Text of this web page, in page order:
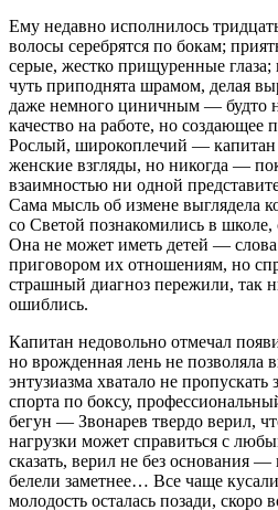
Ему недавно исполнилось
волосы серебрятся по бокам;
серые, жестко прищуренные
чуть приподнята шрамом, делая
даже немного циничным — будто
качество на работе, но
Рослый, широкоплечий — капитан
женские взгляды, но никогда —
взаимностью ни одной
Сама мысль об измене выглядела
со Светой познакомились в школе,
Она не может иметь детей — слова
приговором их отношениям, но
страшный диагноз пережили, так
ошиблись.
Капитан недовольно отмечал
но врожденная лень не позволяла
энтузиазма хватало не пропускать
спорта по боксу,
бегун — Звонарев твердо верил,
нагрузки может справиться с
сказать, верил не без основания
белели заметнее… Все чаще
молодость осталась позади, скоро